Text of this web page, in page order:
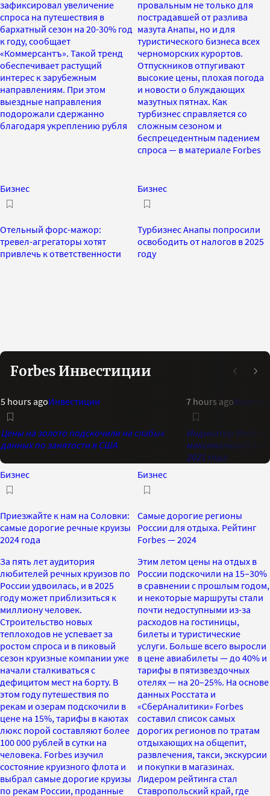
зафиксировал увеличение
спроса на путешествия в
бархатный сезон на 20-30% год
к году, сообщает
«Коммерсантъ». Такой тренд
обеспечивает растущий
интерес к зарубежным
направлениям. При этом
выездные направления
подорожали сдержанно
благодаря укреплению рубля
провальным не только для
пострадавшей от разлива
мазута Анапы, но и для
туристического бизнеса всех
черноморских курортов.
Отпускников отпугивают
высокие цены, плохая погода
и новости о блуждающих
мазутных пятнах. Как
турбизнес справляется со
сложным сезоном и
беспрецедентным падением
спроса — в материале Forbes
Бизнес
Отельный форс-мажор:
тревел-агрегаторы хотят
привлечь к ответственности
Бизнес
Турбизнес Анапы попросили
освободить от налогов в 2025
году
Forbes Инвестиции
5 hours agoИнвестиции
Цены на золото подскочили на слабых
данных по занятости в США
7 hours ago
Индикатор Bank of
максимальный
2021 года
Бизнес
Приезжайте к нам на Соловки:
самые дорогие речные круизы
2024 года
За пять лет аудитория
любителей речных круизов по
России удвоилась, и в 2025
году может приблизиться к
миллиону человек.
Строительство новых
теплоходов не успевает за
ростом спроса и в пиковый
сезон круизные компании уже
начали сталкиваться с
дефицитом мест на борту. В
этом году путешествия по
рекам и озерам подскочили в
цене на 15%, тарифы в каютах
люкс порой составляют более
100 000 рублей в сутки на
человека. Forbes изучил
состояние круизного флота и
выбрал самые дорогие круизы
по рекам России, проданные
Бизнес
Самые дорогие регионы
России для отдыха. Рейтинг
Forbes — 2024
Этим летом цены на отдых в
России подскочили на 15–30%
в сравнении с прошлым годом,
и некоторые маршруты стали
почти недоступными из-за
расходов на гостиницы,
билеты и туристические
услуги. Больше всего выросли
в цене авиабилеты — до 40% и
тарифы в пятизвездочных
отелях — на 20–25%. На основе
данных Росстата и
«СберАналитики» Forbes
составил список самых
дорогих регионов по тратам
отдыхающих на общепит,
развлечения, такси, экскурсии
и покупки в магазинах.
Лидером рейтинга стал
Ставропольский край, где